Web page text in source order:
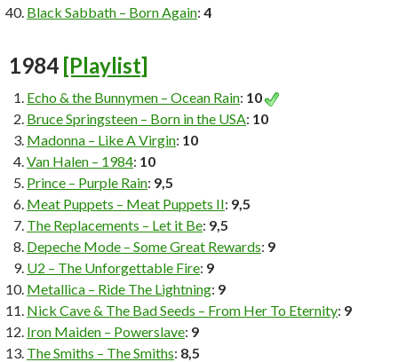
Black Sabbath – Born Again: 4
1984 [Playlist]
Echo & the Bunnymen – Ocean Rain: 10
Bruce Springsteen – Born in the USA: 10
Madonna – Like A Virgin: 10
Van Halen – 1984: 10
Prince – Purple Rain: 9,5
Meat Puppets – Meat Puppets II: 9,5
The Replacements – Let it Be: 9,5
Depeche Mode – Some Great Rewards: 9
U2 – The Unforgettable Fire: 9
Metallica – Ride The Lightning: 9
Nick Cave & The Bad Seeds – From Her To Eternity: 9
Iron Maiden – Powerslave: 9
The Smiths – The Smiths: 8,5